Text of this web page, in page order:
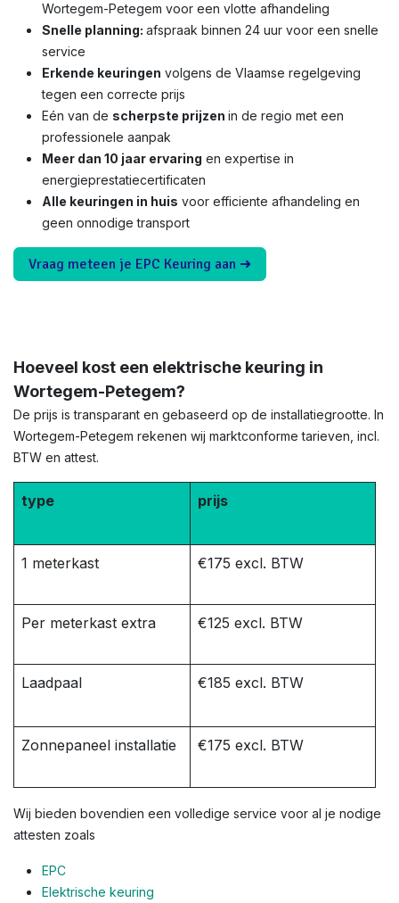
Wortegem-Petegem voor een vlotte afhandeling
Snelle planning: afspraak binnen 24 uur voor een snelle
service
Erkende keuringen volgens de Vlaamse regelgeving
tegen een correcte prijs
Eén van de scherpste prijzen in de regio met een
professionele aanpak
Meer dan 10 jaar ervaring en expertise in
energieprestatiecertificaten
Alle keuringen in huis voor efficiente afhandeling en
geen onnodige transport
Vraag meteen je EPC Keuring aan ➜
Hoeveel kost een elektrische keuring in
Wortegem-Petegem?
De prijs is transparant en gebaseerd op de installatiegrootte. In
Wortegem-Petegem rekenen wij marktconforme tarieven, incl.
BTW en attest.
type prijs
1 meterkast €175 excl. BTW
Per meterkast extra €125 excl. BTW
Laadpaal €185 excl. BTW
Zonnepaneel installatie €175 excl. BTW
Wij bieden bovendien een volledige service voor al je nodige
attesten zoals
EPC
Elektrische keuring